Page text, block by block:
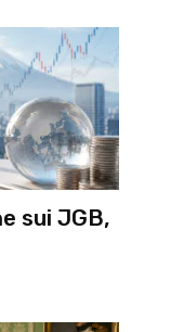
sui JGB,